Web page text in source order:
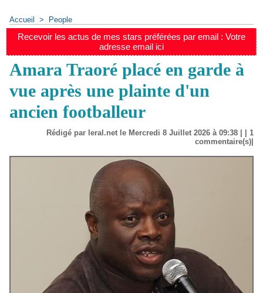
Accueil > People
Recevoir les actus de mes stars préférées par email : Votre
adresse email ici
Amara Traoré placé en garde à
vue après une plainte d'un
ancien footballeur
Rédigé par leral.net le Mercredi 8 Juillet 2026 à 09:38 | | 1
commentaire(s)|